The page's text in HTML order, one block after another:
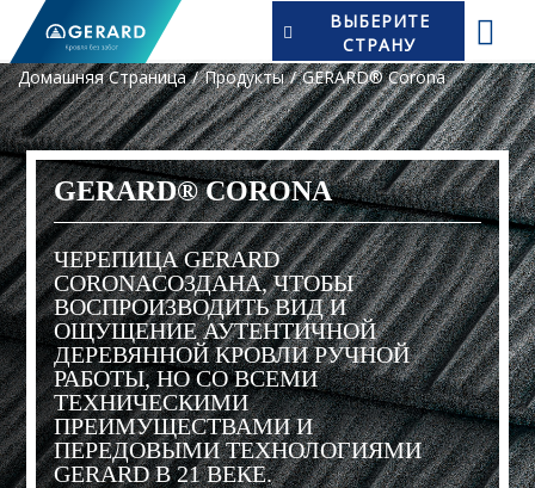
ВЫБЕРИТЕ
СТРАНУ
Домашняя Страница
Продукты GERARD® Corona
GERARD® CORONA
ЧЕРЕПИЦА GERARD
CORONAСОЗДАНА, ЧТОБЫ
ВОСПРОИЗВОДИТЬ ВИД И
ОЩУЩЕНИЕ АУТЕНТИЧНОЙ
ДЕРЕВЯННОЙ КРОВЛИ РУЧНОЙ
РАБОТЫ, НО СО ВСЕМИ
ТЕХНИЧЕСКИМИ
ПРЕИМУЩЕСТВАМИ И
ПЕРЕДОВЫМИ ТЕХНОЛОГИЯМИ
GERARD В 21 ВЕКЕ.